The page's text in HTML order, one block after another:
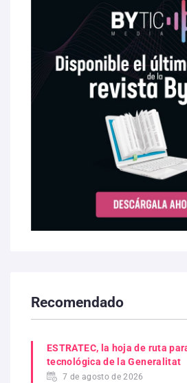
Recomendado
ESTRATEC, la hoja de ruta
tecnológica de la Generalitat
7 de agosto de 2026